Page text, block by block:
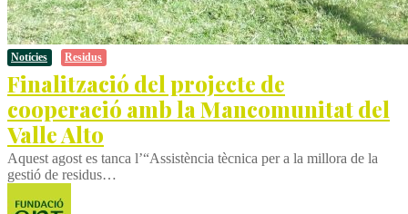
Notícies Residus
Finalització del projecte de
cooperació amb la Mancomunitat del
Valle Alto
Aquest agost es tanca l’“Assistència tècnica per a la millora de la
gestió de residus…